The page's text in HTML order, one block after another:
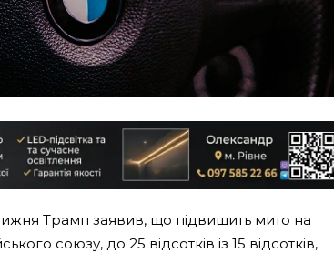
Трамп заявив, що підвищить мито на
союзу, до 25 відсотків із 15 відсотків,